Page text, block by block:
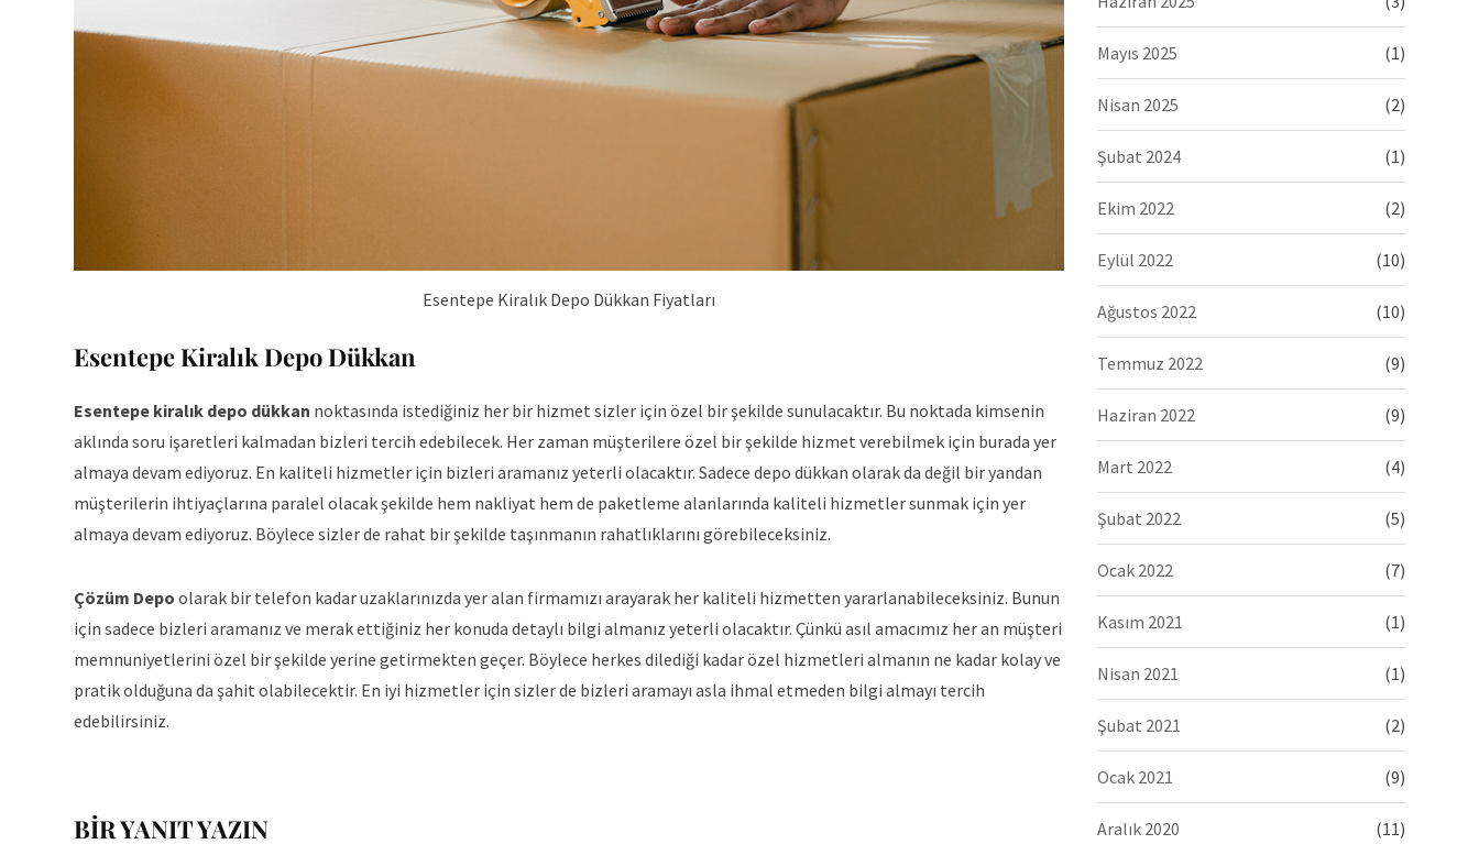
Esentepe Kiralık Depo Dükkan Fiyatları
Esentepe Kiralık Depo Dükkan
Esentepe kiralık depo dükkan noktasında istediğiniz her bir hizmet sizler için özel bir şekilde sunulacaktır. Bu noktada kimsenin
aklında soru işaretleri kalmadan bizleri tercih edebilecek. Her zaman müşterilere özel bir şekilde hizmet verebilmek için burada yer
almaya devam ediyoruz. En kaliteli hizmetler için bizleri aramanız yeterli olacaktır. Sadece depo dükkan olarak da değil bir yandan
müşterilerin ihtiyaçlarına paralel olacak şekilde hem nakliyat hem de paketleme alanlarında kaliteli hizmetler sunmak için yer
almaya devam ediyoruz. Böylece sizler de rahat bir şekilde taşınmanın rahatlıklarını görebileceksiniz.
Çözüm Depo olarak bir telefon kadar uzaklarınızda yer alan firmamızı arayarak her kaliteli hizmetten yararlanabileceksiniz. Bunun
için sadece bizleri aramanız ve merak ettiğiniz her konuda detaylı bilgi almanız yeterli olacaktır. Çünkü asıl amacımız her an müşteri
memnuniyetlerini özel bir şekilde yerine getirmekten geçer. Böylece herkes dilediği kadar özel hizmetleri almanın ne kadar kolay ve
pratik olduğuna da şahit olabilecektir. En iyi hizmetler için sizler de bizleri aramayı asla ihmal etmeden bilgi almayı tercih
edebilirsiniz.
BIR YANIT YAZIN
Mayıs 2025 (1)
Nisan 2025 (2)
Şubat 2024 (1)
Ekim 2022 (2)
Eylül 2022 (10)
Ağustos 2022 (10)
Temmuz 2022 (9)
Haziran 2022 (9)
Mart 2022 (4)
Şubat 2022 (5)
Ocak 2022 (7)
Kasım 2021 (1)
Nisan 2021 (1)
Şubat 2021 (2)
Ocak 2021 (9)
Aralık 2020 (11)